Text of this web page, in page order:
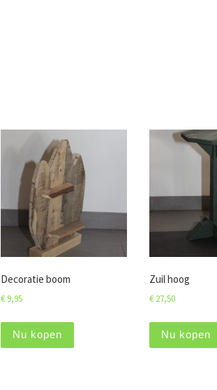
Decoratie boom
€9,95
Nu kopen
Zuil hoog
€27,50
Nu kopen